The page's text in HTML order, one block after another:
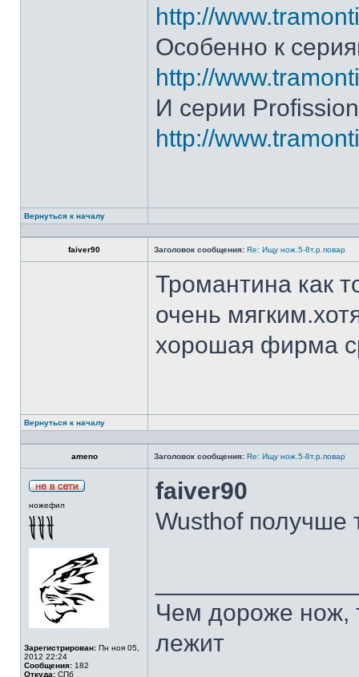
http://
Особенно к
http://
И серии
http://
Вернуться к началу
faiver90 Заголовок сообщения: Re: Ищу нож.5-8т.р.повар
Тромантина как
очень
хорошая фирма
Вернуться к началу
ameno Заголовок сообщения: Re: Ищу нож.5-8т.р.повар
ножефил
Зарегистрирован: Пн ноя 05,
2012 22:24
Сообщения: 182
Откуда: СПб
faiver90
Wusthof получше
Чем дороже нож,
лежит